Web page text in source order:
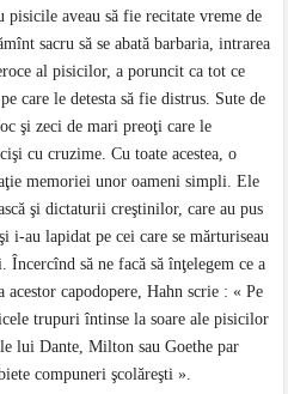
aveau să fie recitate vreme de
sacru să se abată barbaria, intrarea
al pisicilor, a poruncit ca tot ce
care le detesta să fie distrus. Sute de
şi zeci de mari preoţi care le
cu cruzime. Cu toate acestea, o
memoriei unor oameni simpli. Ele
şi dictaturii creştinilor, care au pus
i-au lapidat pe cei care se mărturiseau
să ne facă să înţelegem ce a
capodopere, Hahn scrie : « Pe
trupuri întinse la soare ale pisicilor
lui Dante, Milton sau Goethe par
compuneri şcolăreşti ».